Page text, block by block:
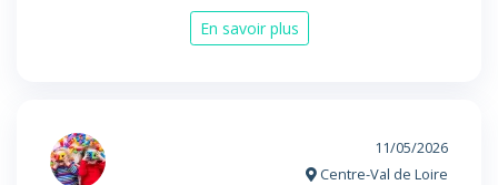
En savoir plus
11/05/2026
Centre-Val de Loire